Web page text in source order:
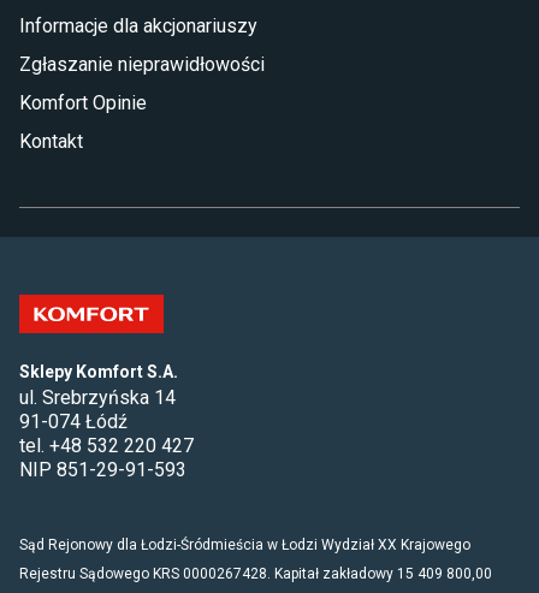
Informacje dla akcjonariuszy
Zgłaszanie nieprawidłowości
Komfort Opinie
Kontakt
Sklepy Komfort S.A.
ul. Srebrzyńska 14
91-074 Łódź
tel. +48 532 220 427
NIP 851-29-91-593
Sąd Rejonowy dla Łodzi-Śródmieścia w Łodzi Wydział XX Krajowego
Rejestru Sądowego KRS 0000267428. Kapitał zakładowy 15 409 800,00